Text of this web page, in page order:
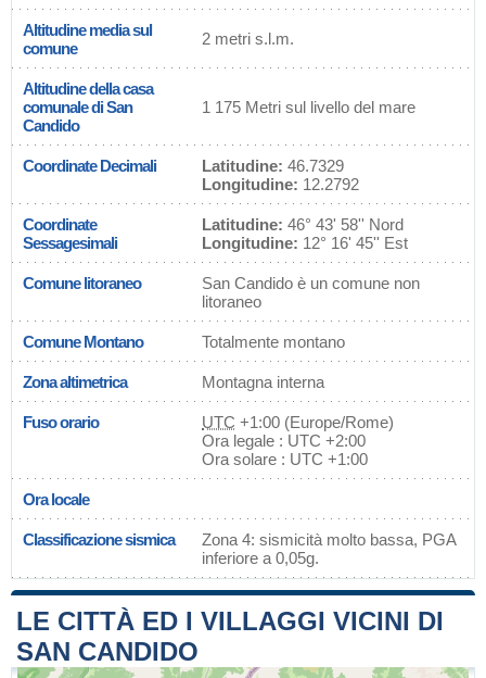
Altitudine media sul
comune
2 metri s.l.m.
Altitudine della casa
comunale di San
Candido
1 175 Metri sul livello del mare
Coordinate Decimali Latitudine: 46.7329
Longitudine: 12.2792
Coordinate
Sessagesimali
Latitudine: 46° 43' 58'' Nord
Longitudine: 12° 16' 45'' Est
Comune litoraneo
San Candido è un comune non
litoraneo
Comune Montano Totalmente montano
Zona altimetrica Montagna interna
Fuso orario UTC +1:00 (Europe/Rome)
Ora legale : UTC +2:00
Ora solare : UTC +1:00
Ora locale
Classificazione sismica
Zona 4: sismicità molto bassa, PGA
inferiore a 0,05g.
LE CITTÀ ED I VILLAGGI VICINI DI
SAN CANDIDO